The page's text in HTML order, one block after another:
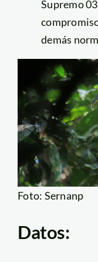
Supremo
demás
Foto: Sernanp
Datos: